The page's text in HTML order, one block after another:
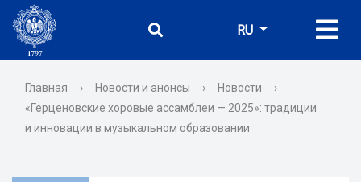
RU
Главная › Новости и анонсы › Новости
›
«Герценовские хоровые ассамблеи — 2025»: традиции
и инновации в музыкальном образовании